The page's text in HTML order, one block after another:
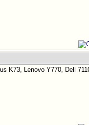
K73, Lenovo Y770, Dell